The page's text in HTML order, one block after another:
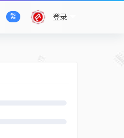
登录
繁